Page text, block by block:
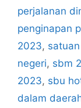
perjalanan
penginapan
2023,
negeri, sbm
2023, sbu
dalam